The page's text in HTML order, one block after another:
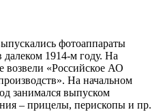
фотоаппараты
1914-м году. На
возвели «Российское АО
На начальном
занимался выпуском
– прицелы, перископы и пр.